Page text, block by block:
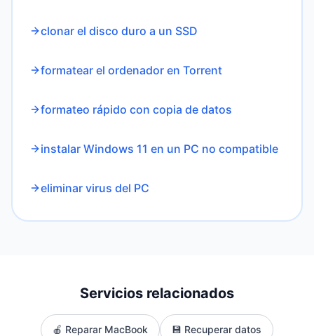
clonar el disco duro a un SSD
formatear el ordenador en Torrent
formateo rápido con copia de datos
instalar Windows 11 en un PC no compatible
eliminar virus del PC
Servicios relacionados
🍎 Reparar MacBook 💾 Recuperar datos